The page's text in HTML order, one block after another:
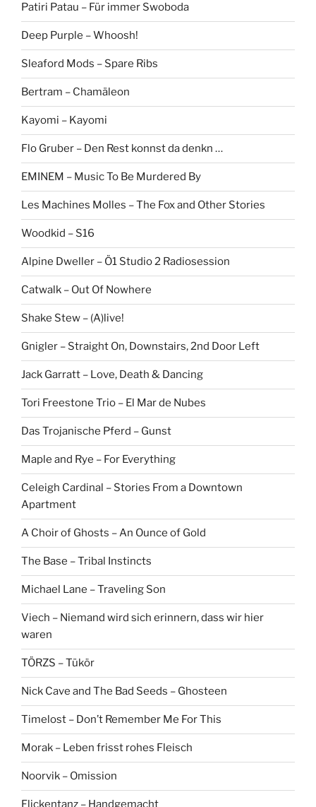
Patiri Patau – Für immer Swoboda
Deep Purple – Whoosh!
Sleaford Mods – Spare Ribs
Bertram – Chamäleon
Kayomi – Kayomi
Flo Gruber – Den Rest konnst da denkn …
EMINEM – Music To Be Murdered By
Les Machines Molles – The Fox and Other Stories
Woodkid – S16
Alpine Dweller – Ö1 Studio 2 Radiosession
Catwalk – Out Of Nowhere
Shake Stew – (A)live!
Gnigler – Straight On, Downstairs, 2nd Door Left
Jack Garratt – Love, Death & Dancing
Tori Freestone Trio – El Mar de Nubes
Das Trojanische Pferd – Gunst
Maple and Rye – For Everything
Celeigh Cardinal – Stories From a Downtown
Apartment
A Choir of Ghosts – An Ounce of Gold
The Base – Tribal Instincts
Michael Lane – Traveling Son
Viech – Niemand wird sich erinnern, dass wir hier
waren
TÖRZS – Tükör
Nick Cave and The Bad Seeds – Ghosteen
Timelost – Don’t Remember Me For This
Morak – Leben frisst rohes Fleisch
Noorvik – Omission